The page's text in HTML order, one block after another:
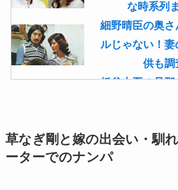
な時系列
細野晴臣の奥
ルじゃない！
供も調
板谷由夏の旦
菊池桃子の旦那
僚)の経歴がすご
草なぎ剛と嫁の出会い・馴
ーターでのナンパ